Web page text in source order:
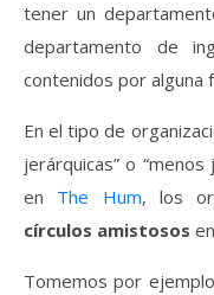
tener un
departamento de
contenidos por alguna
En el tipo de
jerárquicas” o
en The Hum, los
círculos amistosos
Tomemos por